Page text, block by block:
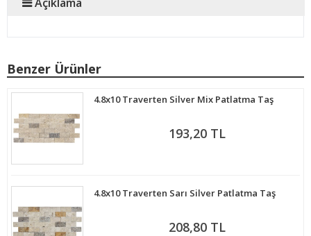
Benzer Ürünler
4.8x10 Traverten Silver Mix Patlatma Taş
193,20 TL
4.8x10 Traverten Sarı Silver Patlatma Taş
208,80 TL